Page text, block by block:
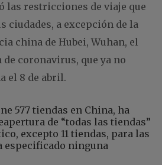
las restricciones de viaje que
ciudades, a excepción de la
china de Hubei, Wuhan, el
coronavirus, que ya no
el 8 de abril.
577 tiendas en China, ha
de “todas las tiendas”
excepto 11 tiendas, para las
especificado ninguna